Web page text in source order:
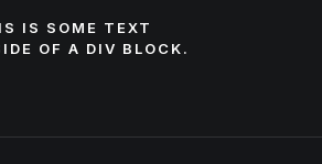
IS SOME TEXT
OF A DIV BLOCK.